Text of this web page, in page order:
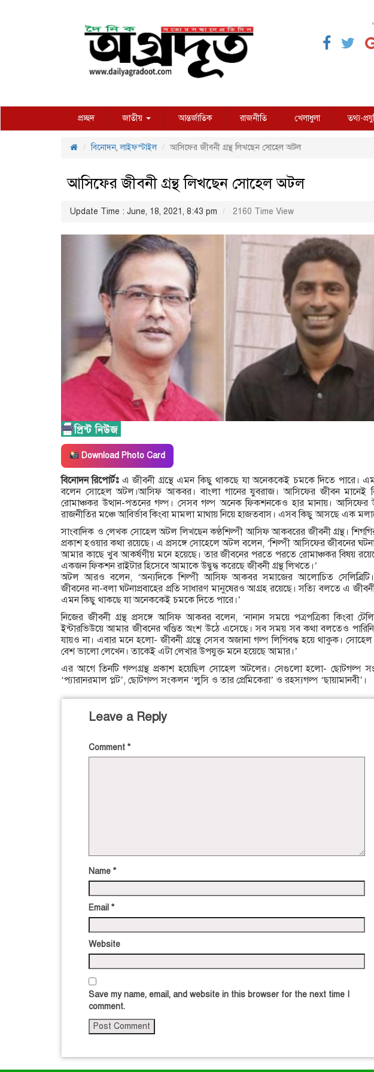
,
প্রচ্ছদ জাতীয় আন্তর্জাতিক রাজনীতি খেলাধুলা তথ্য-
বিনোদন,লাইফস্টাইল আসিফের জীবনী গ্রন্থ লিখছেন সোহেল অটল
আসিফের জীবনী গ্রন্থ লিখছেন সোহেল অটল
Update Time : June, 18, 2021, 8:43 pm 2160 Time View
Download Photo Card
বিনোদন রিপোর্টঃ এ জীবনী গ্রন্থে এমন কিছু থাকছে যা অনেককেই চমকে দিতে পারে।
বলেন সোহেল অটল।আসিফ আকবর। বাংলা গানের যুবরাজ। আসিফের জীবন মানেই
রোমাঞ্চকর উত্থান-পতনের গল্প। সেসব গল্প অনেক ফিকশনকেও হার মানায়। আসিফের
রাজনীতির মঞ্চে আবির্ভাব কিংবা মামলা মাথায় নিয়ে হাজতবাস। এসব কিছু আসছে এক
সাংবাদিক ও লেখক সোহেল অটল লিখছেন কণ্ঠশিল্পী আসিফ আকবরের জীবনী গ্রন্থ।
প্রকাশ হওয়ার কথা রয়েছে। এ প্রসঙ্গে সোহেলে অটল বলেন, ‘শিল্পী আসিফের জীবনের
আমার কাছে খুব আকর্ষণীয় মনে হয়েছে। তার জীবনের পরতে পরতে রোমাঞ্চকর বিষয়
একজন ফিকশন রাইটার হিসেবে আমাকে উদ্বুদ্ধ করেছে জীবনী গ্রন্থ লিখতে।’
অটল আরও বলেন, ‘অন্যদিকে শিল্পী আসিফ আকবর সমাজের আলোচিত
জীবনের না-বলা ঘটনাপ্রবাহের প্রতি সাধারণ মানুষেরও আগ্রহ রয়েছে। সত্যি বলতে এ জীবনী
এমন কিছু থাকছে যা অনেককেই চমকে দিতে পারে।’
নিজের জীবনী গ্রন্থ প্রসঙ্গে আসিফ আকবর বলেন, ‘নানান সময়ে পত্রপত্রিকা কিংবা
ইন্টারভিউয়ে আমার জীবনের খণ্ডিত অংশ উঠে এসেছে। সব সময় সব কথা বলতেও
যায়ও না। এবার মনে হলো- জীবনী গ্রন্থে সেসব অজানা গল্প লিপিবদ্ধ হয়ে থাকুক।
বেশ ভালো লেখেন। তাকেই এটা লেখার উপযুক্ত মনে হয়েছে আমার।’
এর আগে তিনটি গল্পগ্রন্থ প্রকাশ হয়েছিল সোহেল অটলের। সেগুলো হলো- ছোটগল্প
‘প্যারানরমাল প্লট’, ছোটগল্প সংকলন ‘লুসি ও তার প্রেমিকেরা’ ও রহস্যগল্প ‘ছায়ামানবী’।
Leave a Reply
Comment *
Name *
Email *
Website
Save my name, email, and website in this browser for the next time I
comment.